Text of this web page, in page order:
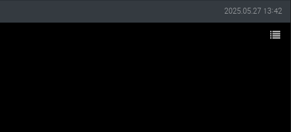
작성일
2025.05.27 13:42
목